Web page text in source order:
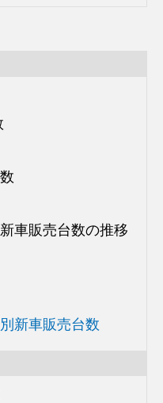
新車販売台数の推移
新車販売台数